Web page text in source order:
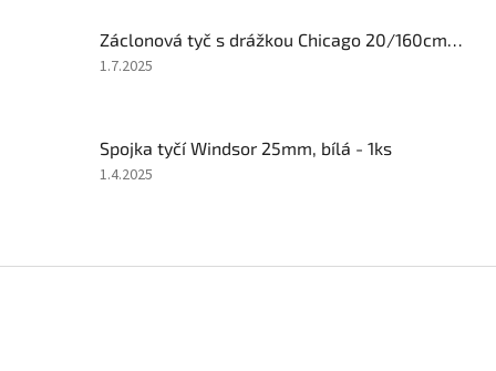
z
5
Záclonová tyč s drážkou Chicago 20/160cm,bílá
Hodnocení
z
5
1.7.2025
Spojka tyčí Windsor 25mm, bílá - 1ks
Hodnocení
1.4.2025